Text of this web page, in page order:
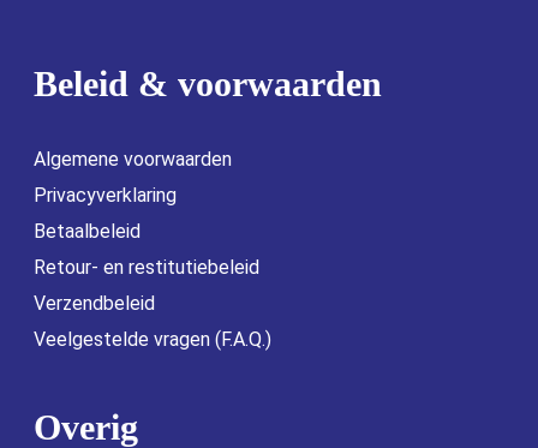
Beleid & voorwaarden
Algemene voorwaarden
Privacyverklaring
Betaalbeleid
Retour- en restitutiebeleid
Verzendbeleid
Veelgestelde vragen (F.A.Q.)
Overig